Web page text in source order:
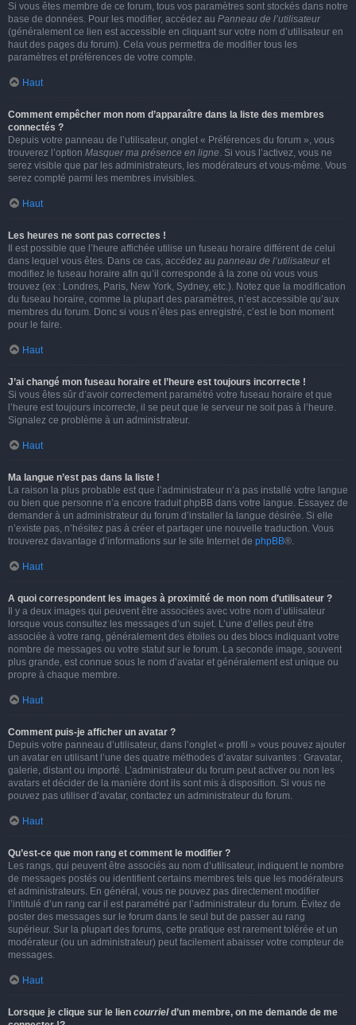
Si vous êtes membre de ce forum, tous vos paramètres sont stockés dans notre
base de données. Pour les modifier, accédez au Panneau de l’utilisateur
(généralement ce lien est accessible en cliquant sur votre nom d’utilisateur en
haut des pages du forum). Cela vous permettra de modifier tous les
paramètres et préférences de votre compte.
Haut
Comment empêcher mon nom d’apparaître dans la liste des membres
connectés ?
Depuis votre panneau de l’utilisateur, onglet « Préférences du forum », vous
trouverez l’option Masquer ma présence en ligne. Si vous l’activez, vous ne
serez visible que par les administrateurs, les modérateurs et vous-même. Vous
serez compté parmi les membres invisibles.
Haut
Les heures ne sont pas correctes !
Il est possible que l’heure affichée utilise un fuseau horaire différent de celui
dans lequel vous êtes. Dans ce cas, accédez au panneau de l’utilisateuret
modifiez le fuseau horaire afin qu’il corresponde à la zone où vous vous
trouvez (ex : Londres, Paris, New York, Sydney, etc.). Notez que la modification
du fuseau horaire, comme la plupart des paramètres, n’est accessible qu’aux
membres du forum. Donc si vous n’êtes pas enregistré, c’est le bon moment
pour le faire.
Haut
J’ai changé mon fuseau horaire et l’heure est toujours incorrecte !
Si vous êtes sûr d’avoir correctement paramétré votre fuseau horaire et que
l’heure est toujours incorrecte, il se peut que le serveur ne soit pas à l’heure.
Signalez ce problème à un administrateur.
Haut
Ma langue n’est pas dans la liste !
La raison la plus probable est que l’administrateur n’a pas installé votre langue
ou bien que personne n’a encore traduit phpBB dans votre langue. Essayez de
demander à un administrateur du forum d’installer la langue désirée. Si elle
n’existe pas, n’hésitez pas à créer et partager une nouvelle traduction. Vous
trouverez davantage d’informations sur le site Internet de phpBB®.
Haut
A quoi correspondent les images à proximité de mon nom d’utilisateur ?
Il y a deux images qui peuvent être associées avec votre nom d’utilisateur
lorsque vous consultez les messages d’un sujet. L’une d’elles peut être
associée à votre rang, généralement des étoiles ou des blocs indiquant votre
nombre de messages ou votre statut sur le forum. La seconde image, souvent
plus grande, est connue sous le nom d’avatar et généralement est unique ou
propre à chaque membre.
Haut
Comment puis-je afficher un avatar ?
Depuis votre panneau d’utilisateur, dans l’onglet « profil » vous pouvez ajouter
un avatar en utilisant l’une des quatre méthodes d’avatar suivantes : Gravatar,
galerie, distant ou importé. L’administrateur du forum peut activer ou non les
avatars et décider de la manière dont ils sont mis à disposition. Si vous ne
pouvez pas utiliser d’avatar, contactez un administrateur du forum.
Haut
Qu’est-ce que mon rang et comment le modifier ?
Les rangs, qui peuvent être associés au nom d’utilisateur, indiquent le nombre
de messages postés ou identifient certains membres tels que les modérateurs
et administrateurs. En général, vous ne pouvez pas directement modifier
l’intitulé d’un rang car il est paramétré par l’administrateur du forum. Évitez de
poster des messages sur le forum dans le seul but de passer au rang
supérieur. Sur la plupart des forums, cette pratique est rarement tolérée et un
modérateur (ou un administrateur) peut facilement abaisser votre compteur de
messages.
Haut
Lorsque je clique sur le lien courrield’un membre, on me demande de me